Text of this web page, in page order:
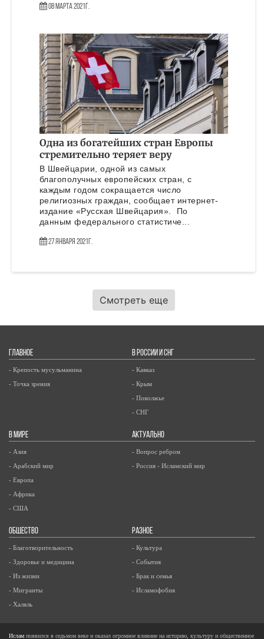
08 Марта 2021г.
Одна из богатейших стран Европы
стремительно теряет веру
В Швейцарии, одной из самых
благополучных европейских стран, с
каждым годом сокращается число
религиозных граждан, сообщает интернет-
издание «Русская Швейцария». По
данным федерального статистиче...
27 Января 2021г.
Смотреть еще
ГЛАВНОЕ
- Крепость мусульманина
- Точка зрения
В РОССИИ И СНГ
- Кавказ
- Крым
- Поволжье
- СНГ
В МИРЕ
- Азия
- Арабский мир
- Европа
- Африка
- США
АКТУАЛЬНО
- Вопрос ребром
- Россия - Исламский мир
ОБЩЕСТВО
- Благотворительность
- Здоровье и медицина
- Из жизни
- Мигранты
- Халяль
РАЗНОЕ
- Культура
- События
- Брак и семья
- Исламофобия
Ислам появился в седьмом веке и оказал огромное влияние на историю, культуру и общественное